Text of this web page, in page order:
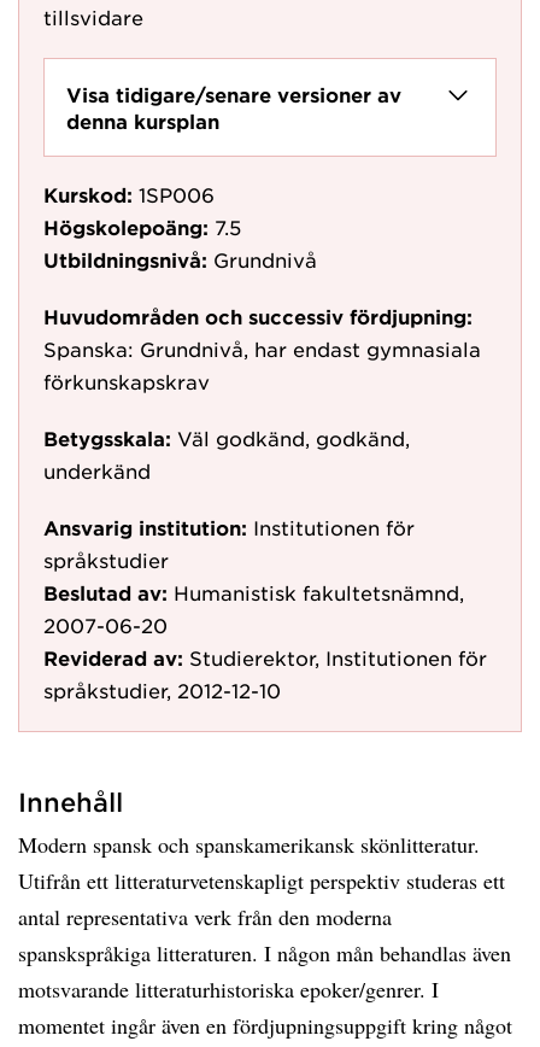
tillsvidare
Visa tidigare/senare versioner av
denna kursplan
Kurskod: 1SP006
Högskolepoäng: 7.5
Utbildningsnivå: Grundnivå
Huvudområden och successiv fördjupning:
Spanska: Grundnivå, har endast gymnasiala
förkunskapskrav
Betygsskala: Väl godkänd, godkänd,
underkänd
Ansvarig institution: Institutionen för
språkstudier
Beslutad av: Humanistisk fakultetsnämnd,
2007-06-20
Reviderad av: Studierektor, Institutionen för
språkstudier, 2012-12-10
Innehåll
Modern spansk och spanskamerikansk skönlitteratur.
Utifrån ett litteraturvetenskapligt perspektiv studeras ett
antal representativa verk från den moderna
spanskspråkiga litteraturen. I någon mån behandlas även
motsvarande litteraturhistoriska epoker/genrer. I
momentet ingår även en fördjupningsuppgift kring något